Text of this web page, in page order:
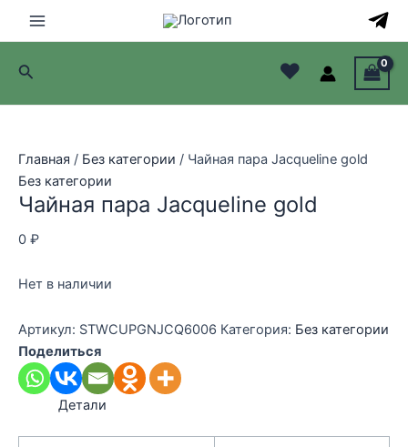
Main
Menu
Поиск ♥
Главная / Без категории / Чайная пара Jacqueline gold
Без категории
Чайная пара Jacqueline gold
0 ₽
Нет в наличии
Артикул: STWCUPGNJCQ6006 Категория: Без категории
Поделиться
Детали